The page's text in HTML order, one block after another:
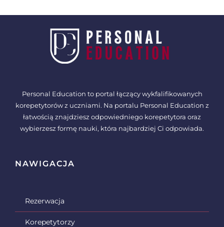
Personal Education to portal łączący wykfalifikowanych
korepetytorów z uczniami. Na portalu Personal Education z
łatwością znajdziesz odpowiedniego korepetytora oraz
wybierzesz formę nauki, która najbardziej Ci odpowiada.
NAWIGACJA
Rezerwacja
Korepetytorzy